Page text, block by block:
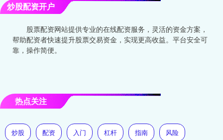
炒股配资开户
股票配资网站提供专业的在线配资服务，灵活的资金方案，
帮助配资者快速提升股票交易资金，实现更高收益。平台安全可
靠，操作简便。
热点关注
炒股 配资 入门 杠杆 指南 风险